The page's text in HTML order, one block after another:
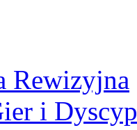
Rewizyjna
i